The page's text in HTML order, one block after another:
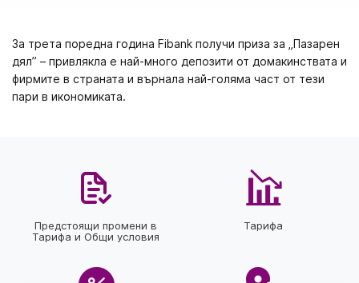
За трета поредна година Fibank получи приза за „Пазарен
дял” – привлякла е най-много депозити от домакинствата и
фирмите в страната и върнала най-голяма част от тези
пари в икономиката.
Предстоящи промени в
Тарифа и Общи условия
Тарифа